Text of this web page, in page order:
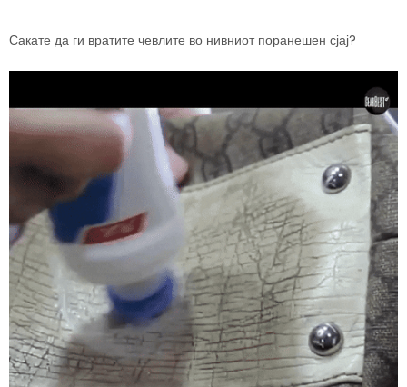
Сакате да ги вратите чевлите во нивниот поранешен сјај?